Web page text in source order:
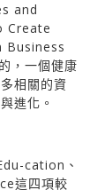
and
Create
Business
，一個健康
相關的資
進化。
cation、
這四項較